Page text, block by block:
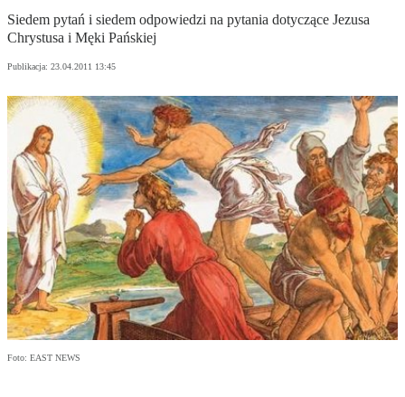
Siedem pytań i siedem odpowiedzi na pytania dotyczące Jezusa
Chrystusa i Męki Pańskiej
Publikacja: 23.04.2011 13:45
Foto: EAST NEWS